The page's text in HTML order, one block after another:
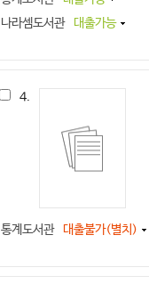
나라셈도서관
대출가능
4.
통계도서관 대출불가(별치)